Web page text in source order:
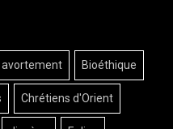
avortement Bioéthique
Chrétiens d'Orient